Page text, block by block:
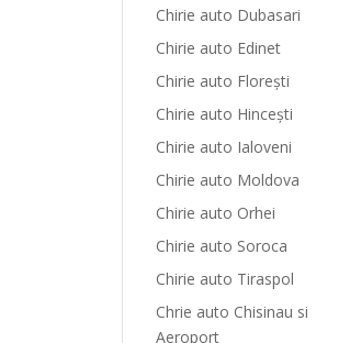
Chirie auto Dubasari
Chirie auto Edinet
Chirie auto Florești
Chirie auto Hinceşti
Chirie auto Ialoveni
Chirie auto Moldova
Chirie auto Orhei
Chirie auto Soroca
Chirie auto Tiraspol
Chrie auto Chisinau si
Aeroport